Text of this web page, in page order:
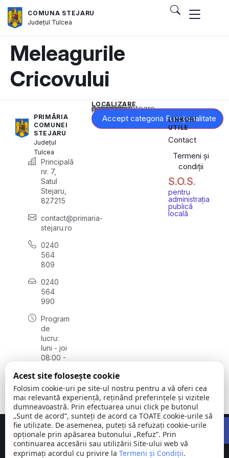
COMUNA STEJARU
Județul Tulcea
Meleagurile
Cricovului
PRIMĂRIA
COMUNEI
STEJARU
Județul
Tulcea
Principală
nr. 7,
Satul
Stejaru,
827215
contact@primaria-
stejaru.ro
0240
564
809
0240
564
990
Program
de
lucru:
luni - joi
08:00 -
vineri
08:00 -
14:00
LOCALIZARE
Acest conținut este blocat până când acceptați categoria corespunzătoare de cookie-uri.
Accept categoria Funcționalitate
LINKURI
UTILE
Contact
Termeni și
condiții
S.O.S.
pentru
administrația
publică
locală
Comuna © Toate
Concept realizat deBig Media Relații Publice SRL
Acest site folosește cookie
Folosim cookie-uri pe site-ul nostru pentru a vă oferi cea
mai relevantă experiență, reținând preferințele și vizitele
dumneavoastră. Prin efectuarea unui click pe butonul
„Sunt de acord”, sunteți de acord ca TOATE cookie-urile să
fie utilizate. De asemenea, puteți să refuzați cookie-urile
opționale prin apăsarea butonului „Refuz”. Prin
continuarea accesării sau utilizării Site-ului web vă
exprimați acordul cu privire la Termeni și Condiții.